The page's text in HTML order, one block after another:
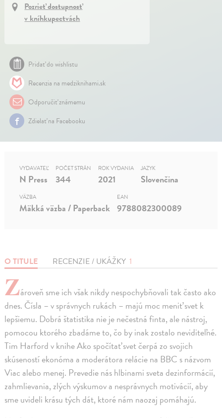
Pozrieť dostupnosť
v kníhkupectvách
Pridať do wishlistu
Recenzia na medziknihami.sk
Odporučiť známemu
Zdielať na Facebooku
O TITULE RECENZIE / UKÁŽKY 1
Zároveň sme ich však nikdy nespochybňovali tak často ako
dnes. Čísla – v správnych rukách – majú moc meniť svet k
lepšiemu. Dobrá štatistika nie je nečestná finta, ale nástroj,
pomocou ktorého zbadáme to, čo by inak zostalo neviditeľné.
Tim Harford v knihe Ako spočítať svet čerpá zo svojich
skúseností ekonóma a moderátora relácie na BBC s názvom
Viac alebo menej. Prevedie nás hlbinami sveta dezinformácií,
zahmlievania, zlých výskumov a nesprávnych motivácií, aby
sme uvideli krásu tých dát, ktoré nám naozaj pomáhajú.
VYDAVATEĽ
N Press
POČET STRÁN
344
ROK VYDANIA
2021
JAZYK
Slovenčina
VÄZBA
Mäkká väzba / Paperback
EAN
9788082300089